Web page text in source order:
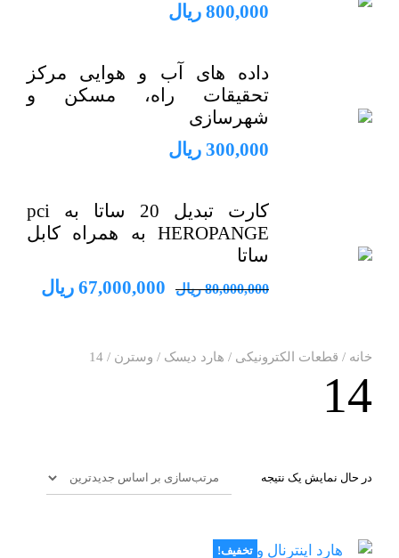
خانه / قطعات الکترونیکی / هارد دیسک / وسترن / 14
14
در حال نمایش یک نتیجه
تخفیف!
800,000 ریال
داده های آب و هوایی مرکز
تحقیقات راه، مسکن و
شهرسازی
300,000 ریال
کارت تبدیل 20 ساتا به pci
HEROPANGE به همراه کابل
ساتا
80,000,000 ریال
قیمت
67,000,000 ریال